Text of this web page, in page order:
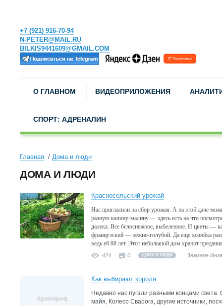
+7 (921) 916-70-94
N-PETER@MAIL.RU
BILKIS9441609@GMAIL.COM
О ГЛАВНОМ ВИДЕОПРИЛОЖЕНИЯ
СПОРТ: АДРЕНАЛИН
Главная Дома и люди
ДОМА И ЛЮДИ
Красносельский урожай
Нас пригласили на сбор урожая. А на этой даче
разную калину-малину — здесь есть на что
далека. Все белоснежное, выбеленное. И цветы —
французский — нежно-голубой. Да еще хозяйка
ведь ей 88 лет. Этот небольшой дом хранит
424 0 ДОМА И ЛЮДИ Земзаре
Как выбирают короля
Недавно нас пугали разными концами света.
майя, Колесо Сварога, другие источники,